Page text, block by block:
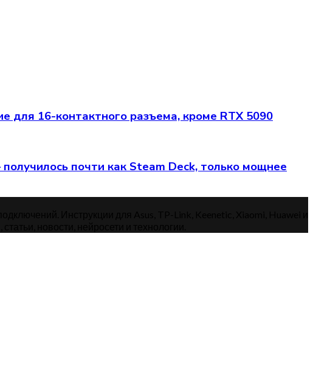
для 16-контактного разъема, кроме RTX 5090
почти как Steam Deck, только мощнее